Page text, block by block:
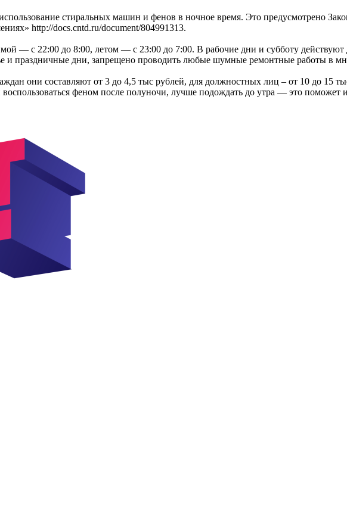
стиральных машин и фенов в ночное время. Это предусмотрено
http://docs.cntd.ru/document/804991313.
— с 22:00 до 8:00, летом — с 23:00 до 7:00. В рабочие дни и субботу
и праздничные дни, запрещено проводить любые шумные ремонтные работы в
они составляют от 3 до 4,5 тыс рублей, для должностных лиц – от 10 до 15
воспользоваться феном после полуночи, лучше подождать до утра — это